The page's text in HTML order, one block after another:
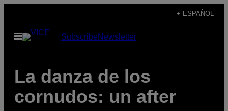
contenido
+ ESPAÑOL
Abrir
Menú
SubscribeNewsletter
La danza de los
cornudos: un after